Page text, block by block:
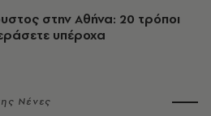
στην Αθήνα: 20 τρόποι
υπέροχα
Νένες